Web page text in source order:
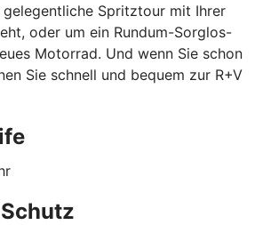
gelegentliche Spritztour mit Ihrer
oder um ein Rundum-Sorglos-
Motorrad. Und wenn Sie schon
Sie schnell und bequem zur R+V